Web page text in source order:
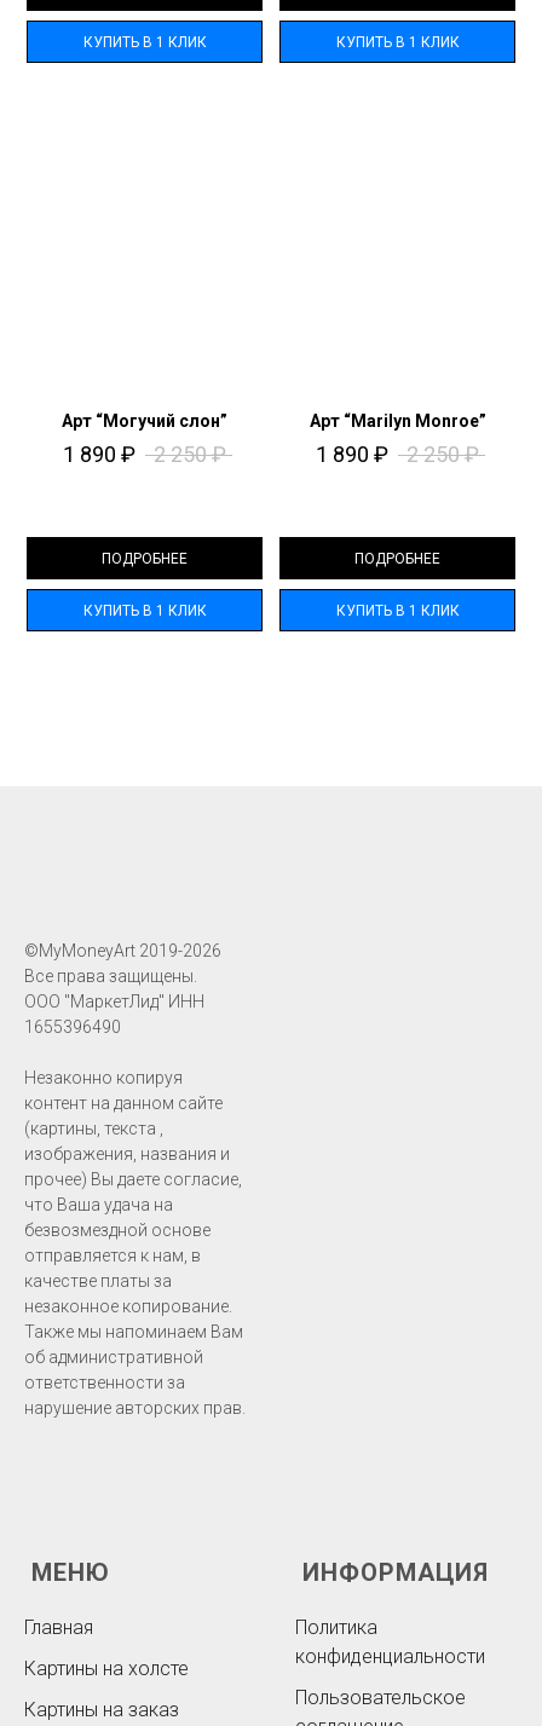
КУПИТЬ В 1 КЛИК КУПИТЬ В 1 КЛИК
Арт “Могучий слон”
1 890 ₽ 2 250₽
ПОДРОБНЕЕ
КУПИТЬ В 1 КЛИК
Арт “Marilyn Monroe”
1 890 ₽ 2 250₽
ПОДРОБНЕЕ
КУПИТЬ В 1 КЛИК
©MyMoneyArt 2019-2026
Все права защищены.
ООО "МаркетЛид" ИНН
1655396490
Незаконно копируя
контент на данном сайте
(картины, текста ,
изображения, названия и
прочее) Вы даете согласие,
что Ваша удача на
безвозмездной основе
отправляется к нам, в
качестве платы за
незаконное копирование.
Также мы напоминаем Вам
об административной
ответственности за
нарушение авторских прав.
МЕНЮ
Главная
Картины на холсте
Картины на заказ
ИНФОРМАЦИЯ
Политика
конфиденциальности
Пользовательское